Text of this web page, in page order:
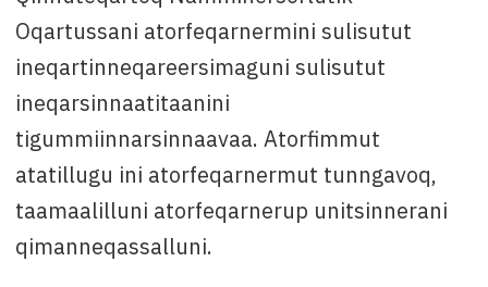
Oqartussani atorfeqarnermini sulisutut
ineqartinneqareersimaguni sulisutut
ineqarsinnaatitaanini
tigummiinnarsinnaavaa. Atorfimmut
atatillugu ini atorfeqarnermut tunngavoq,
taamaalilluni atorfeqarnerup unitsinnerani
qimanneqassalluni.